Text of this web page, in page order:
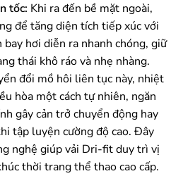
tốc: Khi ra đến bề mặt ngoài,
để tăng diện tích tiếp xúc với
hơi diễn ra nhanh chóng, giữ
thái khô ráo và nhẹ nhàng.
đổi mồ hôi liên tục này, nhiệt
hòa một cách tự nhiên, ngăn
gây cản trở chuyển động hay
tập luyện cường độ cao. Đây
nghệ giúp vải Dri-fit duy trì vị
thời trang thể thao cao cấp.